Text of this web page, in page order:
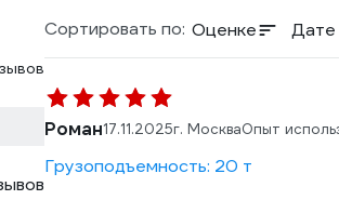
Сортировать по: Оценке Дате
Роман17.11.2025г. МоскваОпыт
Грузоподъемность: 20 т